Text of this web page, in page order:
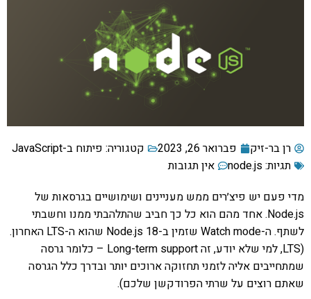
רן בר-זיק פברואר 26, 2023 קטגוריה: פיתוח ב-JavaScript
תגיות:node.js
אין תגובות
מדי פעם יש פיצ׳רים ממש מעניינים ושימושיים בגרסאות של
Node.js. אחד מהם הוא כל כך חביב שהתלהבתי ממנו וחשבתי
לשתף. ה-Watch mode שזמין ב-Node.js 18 שהוא ה-LTS האחרון.
(LTS, למי שלא יודע, זה Long-term support – כלומר גרסה
שמתחייבים אליה לזמני תחזוקה ארוכים יותר ובדרך כלל הגרסה
שאתם רוצים על שרתי הפרודקשן שלכם).